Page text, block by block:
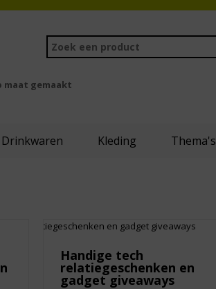
maat gemaakt
Drinkwaren Kleding Thema's
Handige tech
relatiegeschenken en
gadget giveaways